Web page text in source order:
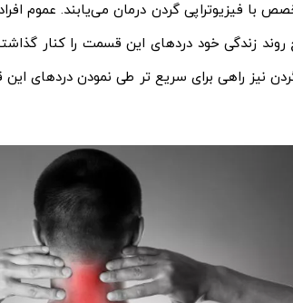
با فیزیوتراپی گردن درمان می‌یابند. عموم
زندگی خود دردهای این قسمت را کنار
گردن نیز راهی برای سریع تر طی نمودن دردهای